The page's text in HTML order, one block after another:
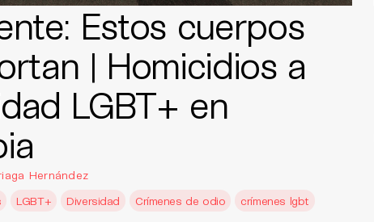
Estos cuerpos
| Homicidios a
LGBT+ en
Hernández
LGBT+ Diversidad Crímenes de odio crímenes lgbt